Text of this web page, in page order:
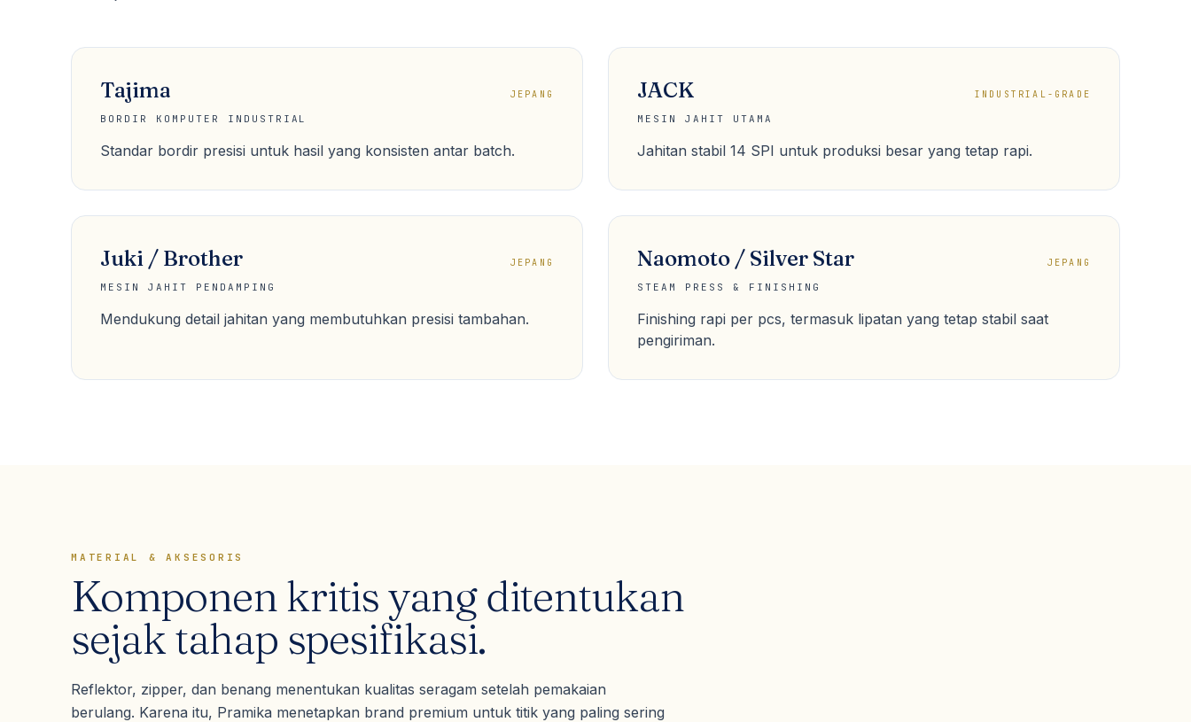
Tajima JEPANG
BORDIR KOMPUTER INDUSTRIAL
Standar bordir presisi untuk hasil yang konsisten antar batch.
JACK INDUSTRIAL-GRADE
MESIN JAHIT UTAMA
Jahitan stabil 14 SPI untuk produksi besar yang tetap rapi.
Juki / Brother JEPANG
MESIN JAHIT PENDAMPING
Mendukung detail jahitan yang membutuhkan presisi tambahan.
Naomoto / Silver Star JEPANG
STEAM PRESS & FINISHING
Finishing rapi per pcs, termasuk lipatan yang tetap stabil saat
pengiriman.
MATERIAL & AKSESORIS
Komponen kritis yang ditentukan
sejak tahap spesifikasi.
Reflektor, zipper, dan benang menentukan kualitas seragam setelah pemakaian
berulang. Karena itu, Pramika menetapkan brand premium untuk titik yang paling sering